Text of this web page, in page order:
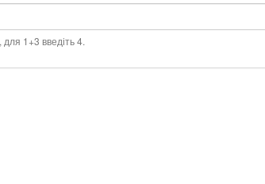
1+3 введіть 4.